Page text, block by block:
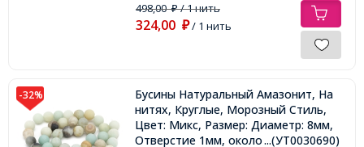
498,00₽/ 1 нить
324,00 ₽/ 1 нить
-32%
Бусины Натуральный Амазонит, На
нитях, Круглые, Морозный Стиль,
Цвет: Микс, Размер: Диаметр: 8мм,
Отверстие 1мм, около 45шт/36см/
...(УТ0030690)